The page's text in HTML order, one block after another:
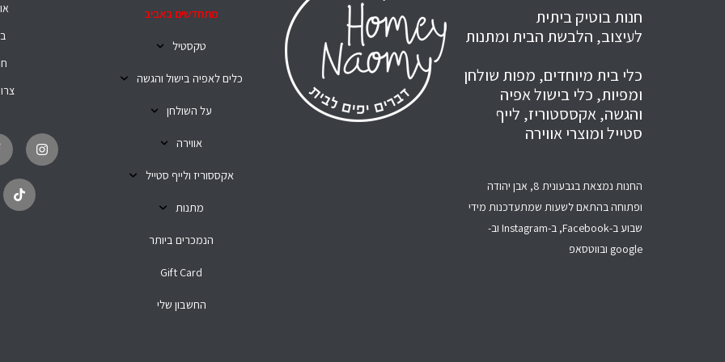
חנות בוטיק ביתית
לעיצוב, הלבשת הבית ומתנות
כלי בית מיוחדים, מפות שולחן
ומפיות, כלי בישול אפיה
והגשה, אקססטוריז, לייף
סטייל ומוצרי אווירה
החנות נמצאת בגבעונית 8, אבן יהודה
ופתוחה בהתאם לשעות שמתעדכנות מידי
שבוע ב-Facebook, ב-Instagram וב-
google ובווטסאפ
מתחדשים באביב
טקסטיל
כלים לאפיה בישול והגשה
על השולחן
אווירה
אקססוריז ולייף סטייל
מתנות
הנמכרים ביותר
Gift Card
החשבון שלי
n
s
t
k